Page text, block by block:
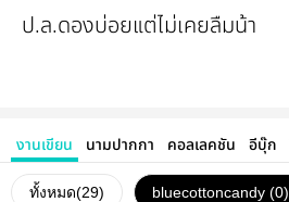
ป.ล.ดองบ่อยแต่ไม่เคยลืมน้า
งานเขียน นามปากกา คอลเลคชัน อีบุ๊ก
ทั้งหมด(29) bluecottoncandy (0)